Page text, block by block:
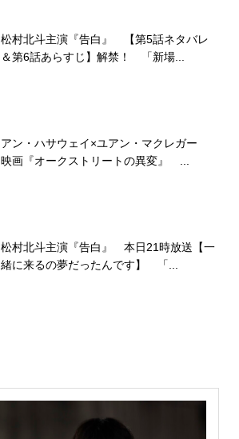
松村北斗主演『告白』 【第5話ネタバレ
＆第6話あらすじ】解禁！ 「新場...
アン・ハサウェイ×ユアン・マクレガー
映画『オークストリートの異変』 ...
松村北斗主演『告白』 本日21時放送【一
緒に来るの夢だったんです】 「...